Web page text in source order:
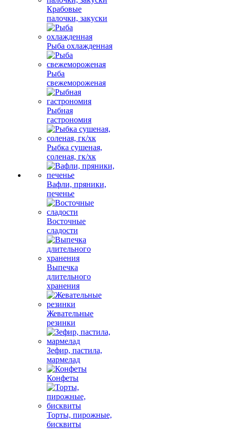
Крабовые
палочки, закуски
Рыба охлажденная
Рыба
свежемороженая
Рыбная
гастрономия
Рыбка сушеная,
соленая, гк/хк
Вафли, пряники,
печенье
Восточные
сладости
Выпечка
длительного
хранения
Жевательные
резинки
Зефир, пастила,
мармелад
Конфеты
Торты, пирожные,
бисквиты